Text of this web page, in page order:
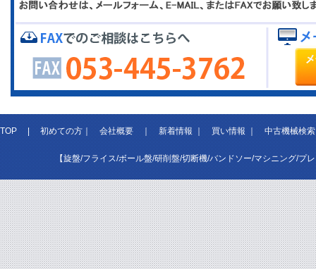
TOP|初めての方｜会社概要｜新着情報｜買い情報｜中古機械検索
【旋盤/フライス/ボール盤/研削盤/切断機/バンドソー/マシニング/プ